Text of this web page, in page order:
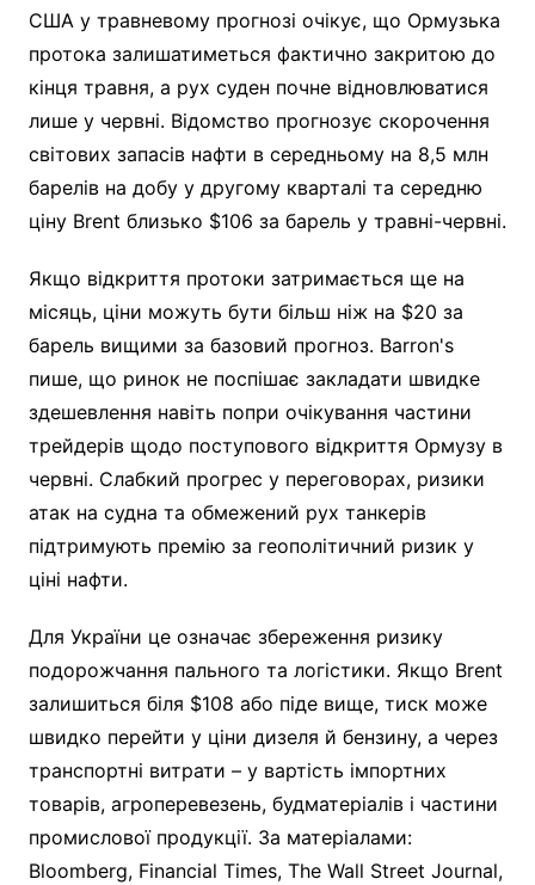
США у травневому прогнозі очікує, що Ормузька
протока залишатиметься фактично закритою до
кінця травня, а рух суден почне відновлюватися
лише у червні. Відомство прогнозує скорочення
світових запасів нафти в середньому на 8,5 млн
барелів на добу у другому кварталі та середню
ціну Brent близько $106 за барель у травні-червні.
Якщо відкриття протоки затримається ще на
місяць, ціни можуть бути більш ніж на $20 за
барель вищими за базовий прогноз. Barron's
пише, що ринок не поспішає закладати швидке
здешевлення навіть попри очікування частини
трейдерів щодо поступового відкриття Ормузу в
червні. Слабкий прогрес у переговорах, ризики
атак на судна та обмежений рух танкерів
підтримують премію за геополітичний ризик у
ціні нафти.
Для України це означає збереження ризику
подорожчання пального та логістики. Якщо Brent
залишиться біля $108 або піде вище, тиск може
швидко перейти у ціни дизеля й бензину, а через
транспортні витрати – у вартість імпортних
товарів, агроперевезень, будматеріалів і частини
промислової продукції. За матеріалами:
Bloomberg, Financial Times, The Wall Street Journal,